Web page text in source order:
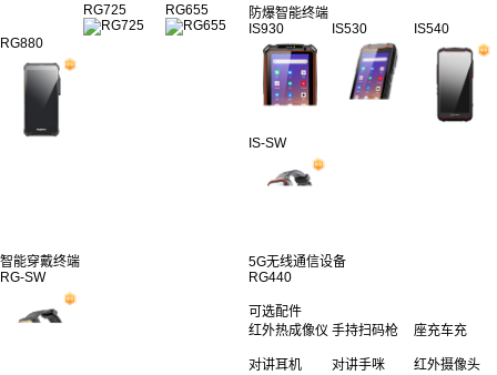
RG725 RG655
RG880
防爆智能终端
IS930
IS530 IS540
IS-SW
智能穿戴终端
RG-SW
5G无线通信设备
RG440